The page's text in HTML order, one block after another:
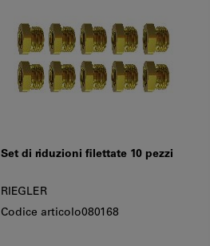
Set di riduzioni filettate 10 pezzi
RIEGLER
Codice articolo080168